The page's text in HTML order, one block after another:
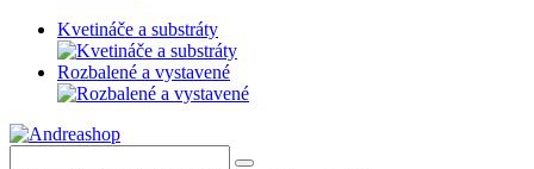
Kvetináče a substráty
Rozbalené a vystavené